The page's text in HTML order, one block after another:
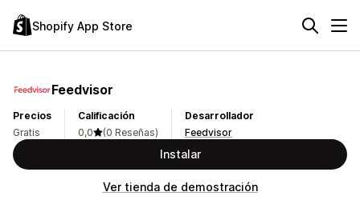
Shopify App Store
Feedvisor
Precios
Gratis
Calificación
0,0
(0 Reseñas)
Desarrollador
Feedvisor
Instalar
Ver tienda de demostración